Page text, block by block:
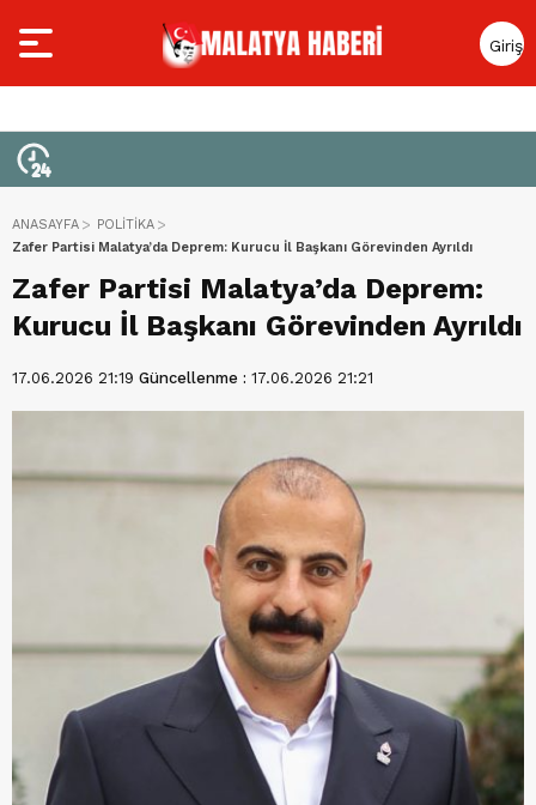
Giriş
Yap
ANASAYFA
POLİTİKA
Zafer Partisi Malatya’da Deprem: Kurucu İl Başkanı Görevinden Ayrıldı
Zafer Partisi Malatya’da Deprem:
Kurucu İl Başkanı Görevinden Ayrıldı
17.06.2026 21:19 Güncellenme : 17.06.2026 21:21